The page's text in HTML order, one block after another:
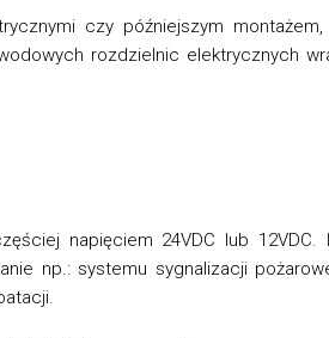
czy późniejszym
rozdzielnic elektrycznych
napięciem 24VDC lub
np.: systemu sygnalizacji